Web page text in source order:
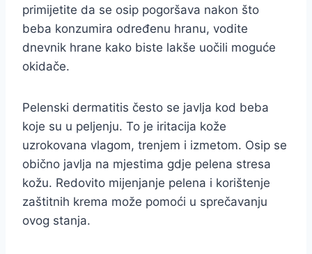
primijetite da se osip pogoršava nakon što
beba konzumira određenu hranu, vodite
dnevnik hrane kako biste lakše uočili moguće
okidače.
Pelenski dermatitis često se javlja kod beba
koje su u peljenju. To je iritacija kože
uzrokovana vlagom, trenjem i izmetom. Osip se
obično javlja na mjestima gdje pelena stresa
kožu. Redovito mijenjanje pelena i korištenje
zaštitnih krema može pomoći u sprečavanju
ovog stanja.